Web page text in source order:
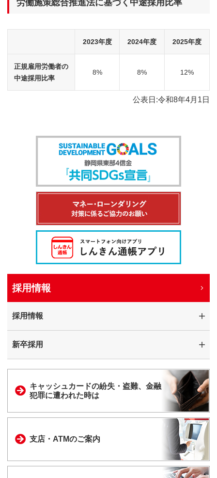
労働施策総合推進法に基づく中途採用比率
2023年度 2024年度 2025年度
正規雇用労働者の
中途採用比率
8% 8% 12%
公表日:令和8年4月1日
採用情報
採用情報
新卒採用
キャッシュカードの紛失・盗難、金融
犯罪に遭われた時は
支店・ATMのご案内